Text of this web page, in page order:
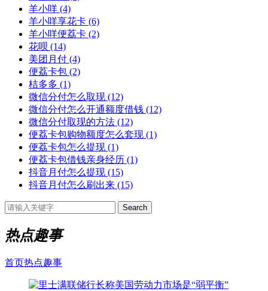
羊小咩 (4)
羊小咩享花卡 (6)
羊小咩便荔卡 (2)
花呗 (14)
美团月付 (4)
便荔卡包 (2)
桔多多 (1)
微信分付怎么取现 (12)
微信分付怎么开通额度借钱 (12)
微信分付取现的方法 (12)
便荔卡包购物额度怎么套现 (1)
便荔卡包怎么提现 (1)
便荔卡包借钱亲身经历 (1)
抖音月付怎么提现 (15)
抖音月付怎么刷出来 (15)
Search
热点趣事
首页热点趣事